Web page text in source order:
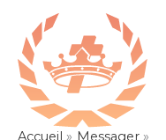
contenu
Accueil
Messager